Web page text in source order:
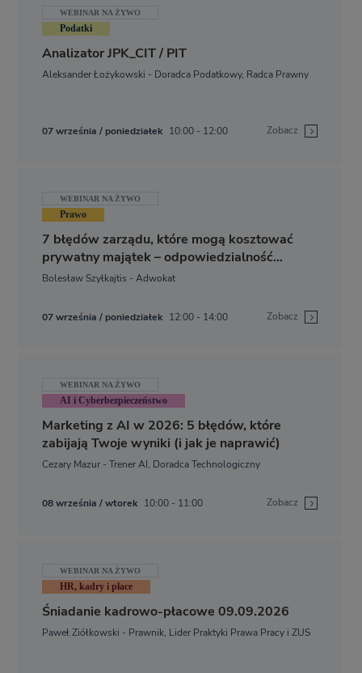
WEBINAR NA ŻYWO
Podatki
Analizator JPK_CIT / PIT
Aleksander Łożykowski - Doradca Podatkowy, Radca Prawny
07 września / poniedziałek 10:00 - 12:00 Zobacz
WEBINAR NA ŻYWO
Prawo
7 błędów zarządu, które mogą kosztować
prywatny majątek – odpowiedzialność
członków zarządu w 2026 r.
Bolesław Szyłkajtis - Adwokat
07 września / poniedziałek 12:00 - 14:00 Zobacz
WEBINAR NA ŻYWO
AI i Cyberbezpieczeństwo
Marketing z AI w 2026: 5 błędów, które
zabijają Twoje wyniki (i jak je naprawić)
Cezary Mazur - Trener AI, Doradca Technologiczny
08 września / wtorek 10:00 - 11:00 Zobacz
WEBINAR NA ŻYWO
HR, kadry i płace
Śniadanie kadrowo-płacowe 09.09.2026
Paweł Ziółkowski - Prawnik, Lider Praktyki Prawa Pracy i ZUS